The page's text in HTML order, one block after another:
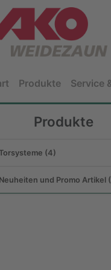
Produkte Service
Produkte
(4)
Neuheiten und Promo Artikel